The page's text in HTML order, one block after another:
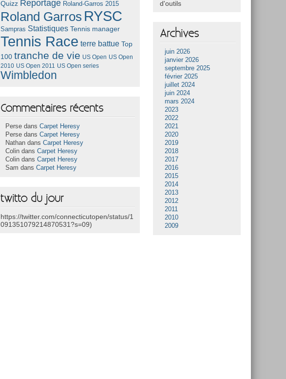
Quizz Reportage Roland-Garros 2015
Roland Garros RYSC
Sampras Statistiques Tennis manager
Tennis Race terre battue Top
100 tranche de vie US Open US Open
2010 US Open 2011 US Open series
Wimbledon
Commentaires récents
Perse dansCarpet Heresy
Perse dansCarpet Heresy
Nathan dansCarpet Heresy
Colin dansCarpet Heresy
Colin dansCarpet Heresy
Sam dansCarpet Heresy
twitto du jour
https://twitter.com/connecticutopen/status/1
091351079214870531?s=09)
d'outils
Archives
juin 2026
janvier 2026
septembre 2025
février 2025
juillet 2024
juin 2024
mars 2024
2023
2022
2021
2020
2019
2018
2017
2016
2015
2014
2013
2012
2011
2010
2009